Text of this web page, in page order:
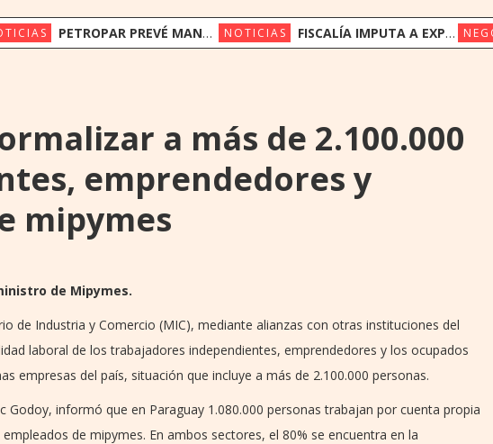
PETROPAR PREVÉ MANTENER SUS PRECIOS EN UN ESCENARIO DE SUBAS NOTICIAS FISCALÍA IMPUTA A EXPRESIDENTES DEL IPS JORGE BRÍTEZ Y VICENTE BATAGLIA POR MULTIMILLONARIO DESFALCO
a más de 2.100.000
emprendedores y
mipymes
de Mipymes.
de Industria y Comercio (MIC), mediante alianzas con otras instituciones del
laboral de los trabajadores independientes, emprendedores y los ocupados
empresas del país, situación que incluye a más de 2.100.000 personas.
Godoy, informó que en Paraguay 1.080.000 personas trabajan por cuenta propia
de mipymes. En ambos sectores, el 80% se encuentra en la